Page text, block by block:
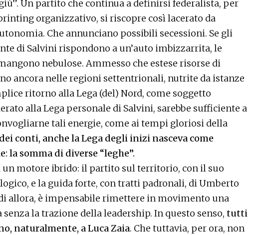
Un partito che continua a definirsi federalista, per
organizzativo, si riscopre così lacerato da
Che annunciano possibili secessioni. Se gli
di Salvini rispondono a un’auto imbizzarrita, le
nebulose. Ammesso che estese risorse di
ancora nelle regioni settentrionali, nutrite da istanze
ritorno alla Lega (del) Nord, come soggetto
alla Lega personale di Salvini, sarebbe sufficiente a
tali energie, come ai tempi gloriosi della
conti, anche la Lega degli inizi nasceva come
la somma di diverse “leghe”.
un motore ibrido: il partito sul territorio, con il suo
e la guida forte, con tratti padronali, di Umberto
allora, è impensabile rimettere in movimento una
senza la trazione della leadership. In questo senso, tutti
naturalmente, a Luca Zaia. Che tuttavia, per ora, non